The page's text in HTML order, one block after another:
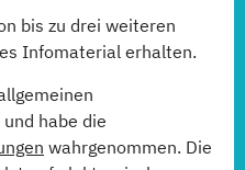
bis zu drei weiteren
Infomaterial erhalten.
und habe die
wahrgenommen. Die